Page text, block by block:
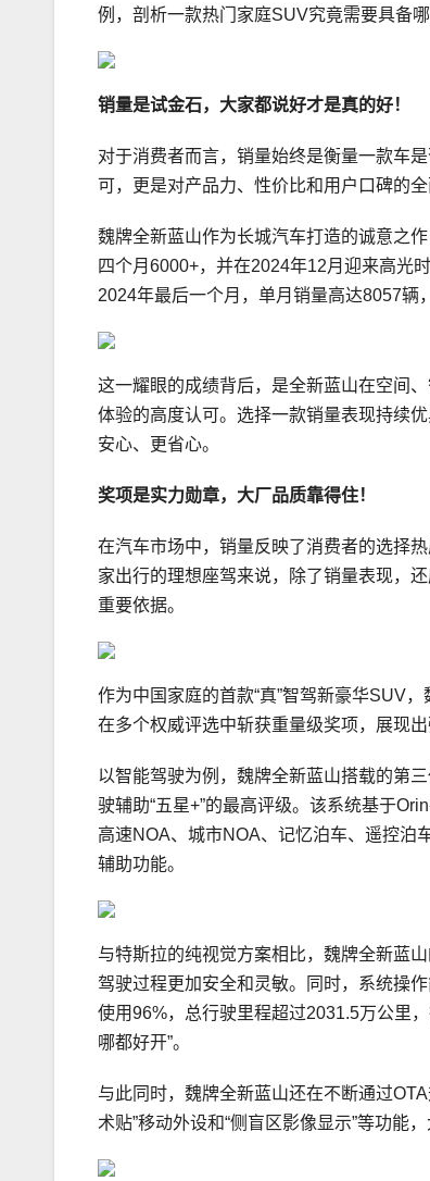
例，剖析一款热门家庭SUV究竟需要具备
销量是试金石， 大家都说好才是真的好！
对于消费者而言，销量始终是衡量一款车
可，更是对产品力、性价比和用户口碑的全
魏牌全新蓝山作为长城汽车打造的诚意之
四个月6000+，并在2024年12月迎来高
2024年最后一个月，单月销量高达8057辆
这一耀眼的成绩背后，是全新蓝山在空间
体验的高度认可。选择一款销量表现持续
安心、更省心。
奖项是实力勋章，大厂品质靠得住！
在汽车市场中，销量反映了消费者的选择
家出行的理想座驾来说，除了销量表现，
重要依据。
作为中国家庭的首款“真”智驾新豪华SUV
在多个权威评选中斩获重量级奖项，展现出
以智能驾驶为例，魏牌全新蓝山搭载的第
驶辅助“五星+”的最高评级。该系统基于
高速NOA、城市NOA、记忆泊车、遥控泊
辅助功能。
与特斯拉的纯视觉方案相比，魏牌全新蓝
驾驶过程更加安全和灵敏。同时，系统操
使用96%，总行驶里程超过2031.5万公里
哪都好开”。
与此同时，魏牌全新蓝山还在不断通过
术贴”移动外设和“侧盲区影像显示”等功能